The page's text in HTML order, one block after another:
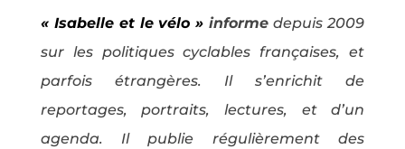
« Isabelle et le vélo » informe depuis 2009
sur les politiques cyclables françaises, et
parfois étrangères. Il s’enrichit de
reportages, portraits, lectures, et d’un
agenda. Il publie régulièrement des